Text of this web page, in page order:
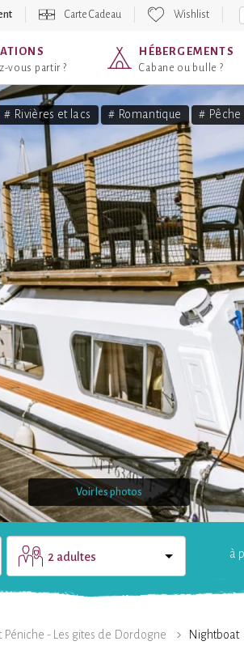
Carte Cadeau Wishlist
vous partir ?
HÉBERGEMENTS
Cabane ou bulle ?
# Rivières et lacs # Romantique # Pêche
Voir les photos
à
2 adultes
Péniche - Les gites de Dordogne Nightboat